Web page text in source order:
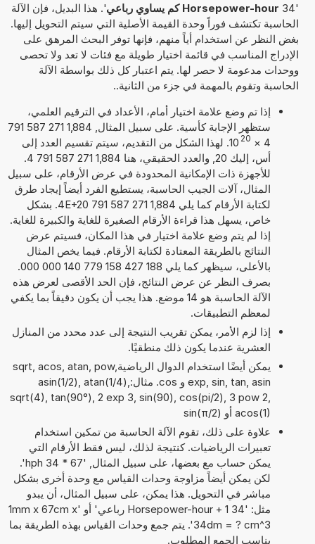
'34
Horsepower-hour كم يساوي رباعي
'. هذا البديل، فإن الآلة
الحاسبة تكتشف فوراً وحدة القيمة الأصلية التي سيتم التحويل إليها.
بغض النظر عن استخدام أياً منهم، فإنها توفر البحث المرهق على
الإدراج المناسب في قائمة اختيار طويلة مع فئات لا تعد ولا تحصى
ووحدات مدعومة لا حصر لها. يتم اعتبار كل ذلك بواسطة الآلة
الحاسبة وتقوم بالمهمة في جزء من الثانية..
إذا تم وضع علامة اختيار أمام، الأعداد في الترقيم العلمي،
ستظهر الإجابة كأسية. على سبيل المثال, 1,884 271 587 791
4
×
10 20
. لهذا الشكل من التقديم، سيتم تقسيم العدد إلى
أس، إليك 20, والعدد الحقيقي، هنا 1,884 271 587 791 4.
للأجهزة ذات الإمكانية المحدودة في عرض الأرقام، على سبيل
المثال، آلات الجيب الحاسبة، يستطيع الفرد أيضاً إيجاد طرق
لكتابة الأرقام كما يلي 1,884 271 587 791 4E+20. بشكل
خاص، يسهل هذا قراءة الأرقام الصغيرة للغاية والكبيرة للغاية.
إذا لم يتم وضع علامة اختيار في هذا المكان، فسيتم عرض
النتائج بالطريقة المعتادة لكتابة الأرقام. فيما يخص المثال
بالأعلى، سيظهر كما يلي 188 427 158 779 140 000 000.
بصرف النظر عن عرض النتائج، فإن الحد الأقصى لعرض هذه
الآلة الحاسبة هو 14 موضع. هذا يجب أن يكون دقيقاً بما يكفي
لمعظم التطبيقات.
إذا لزم الأمر، يمكن تقريب النتيجة إلى عدد محدد من المنازل
العشرية عندما يكون ذلك منطقيًا.
يمكن أيضًا استخدام الدوال الرياضيةsqrt, acos, atan, pow,
exp, sin, tan, asin و cos. مثال:asin(1/2), atan(1/4),
sqrt(4), tan(90°), 2 exp 3, sin(90), cos(pi/2), 3 pow 2,
acos(1) أو sin(π/2)
علاوة على ذلك، تقوم الآلة الحاسبة من تمكين استخدام
تعبيرات الرياضيات. كنتيجة لذلك، ليس فقط الأرقام التي
يمكن حساب مع بعضها، على سبيل المثال, '67 * 34 hph'.
لكن يمكن أيضاً مزاوجة وحدات القياس مع وحدة أخرى بشكل
مباشر في التحويل. هذا يمكن، على سبيل المثال، أن يبدو
مثل: '34 Horsepower-hour + 1 رباعي' أو '1mm x 67cm x
34dm = ? cm^3'. يتم جمع وحدات القياس بهذه الطريقة بما
يناسب الجمع المطلوب.